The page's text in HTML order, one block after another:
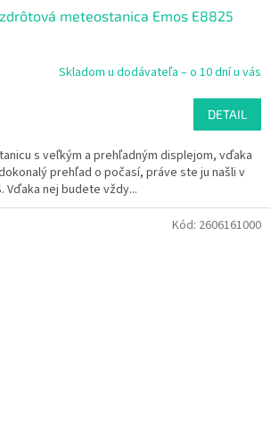
meteostanica Emos E8825
Skladom u dodávateľa – o 10 dní u vás
DETAIL
s veľkým a prehľadným displejom, vďaka
prehľad o počasí, práve ste ju našli v
Vďaka nej budete vždy...
Kód: 2606161000